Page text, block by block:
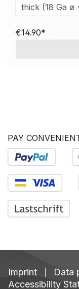
thick (18 Ga ø
€14.90*
PAY
Imprint Data
Accessibility